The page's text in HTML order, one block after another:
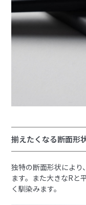
揃えたくなる断面形
独特の断面形状により
ます。また大きなRと
く馴染みます。